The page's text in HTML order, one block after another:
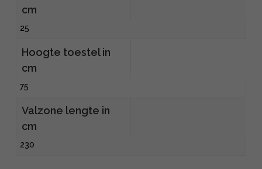
cm
25
Hoogte toestel in
cm
75
Valzone lengte in
cm
230